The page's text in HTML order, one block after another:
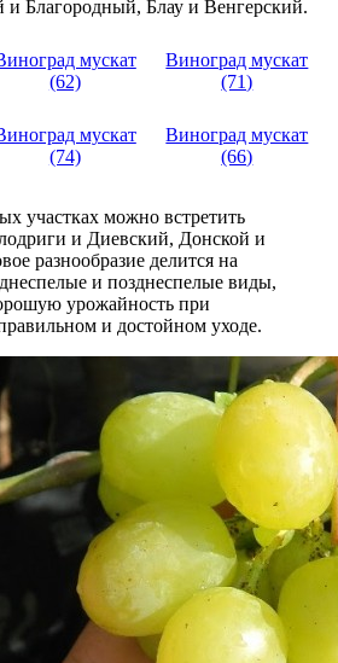
и Благородный, Блау и Венгерский.
мускат
(62)
Виноград мускат
(71)
мускат
(74)
Виноград мускат
(66)
участках можно встретить
и Диевский, Донской и
разнообразие делится на
и позднеспелые виды,
урожайность при
и достойном уходе.